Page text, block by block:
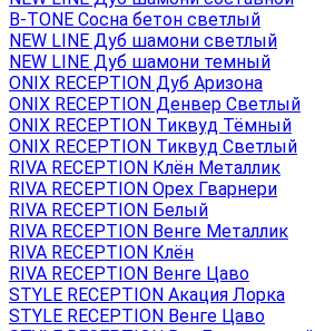
B-TONE Сосна бетон светлый
NEW LINE Дуб шамони светлый
NEW LINE Дуб шамони темный
ONIX RECEPTION Дуб Аризона
ONIX RECEPTION Денвер Светлый
ONIX RECEPTION Тиквуд Тёмный
ONIX RECEPTION Тиквуд Светлый
RIVA RECEPTION Клён Металлик
RIVA RECEPTION Орех Гварнери
RIVA RECEPTION Белый
RIVA RECEPTION Венге Металлик
RIVA RECEPTION Клён
RIVA RECEPTION Венге Цаво
STYLE RECEPTION Акация Лорка
STYLE RECEPTION Венге Цаво